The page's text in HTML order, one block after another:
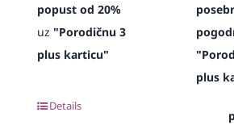
popust od 20%
uz "Porodičnu 3
plus karticu"
Details
plus